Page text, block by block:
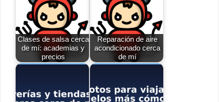
Clases de salsa cerca
de mí: academias y
precios
Reparación de aire
acondicionado cerca
de mí